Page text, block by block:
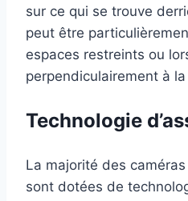
sur ce qui se trouve
peut être
espaces restreints ou
perpendiculairement à
Technologie
La majorité des
sont dotées de